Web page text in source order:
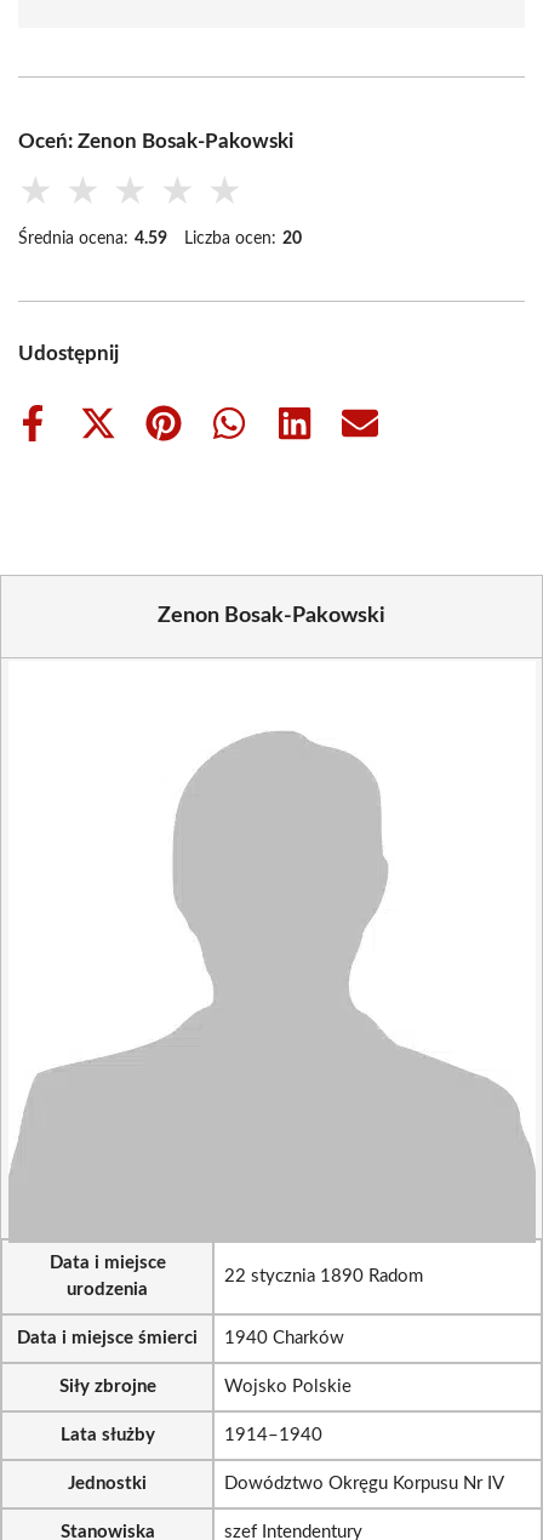
Oceń: Zenon Bosak-Pakowski
★ ★ ★ ★ ★
Średnia ocena: 4.59 Liczba ocen: 20
Udostępnij
Share
Share
Share
Share
Share
Share
Zenon Bosak-Pakowski
Data i miejsce
urodzenia
22 stycznia 1890 Radom
Data i miejsce śmierci 1940 Charków
Siły zbrojne Wojsko Polskie
Lata służby 1914–1940
Jednostki Dowództwo Okręgu Korpusu Nr IV
Stanowiska szef Intendentury